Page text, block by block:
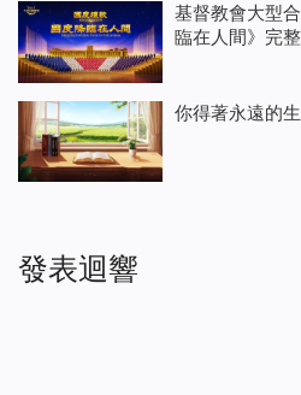
基督教會大型
臨在人間》完
你得著永遠的
發表迴響